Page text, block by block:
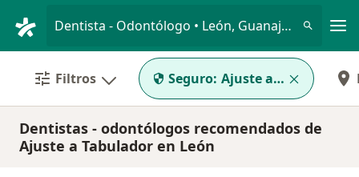
Dentista - Odontólogo • León, Guanajuato
Filtros Seguro: Ajuste a Tabulador
Dentistas - odontólogos recomendados de
Ajuste a Tabulador en León